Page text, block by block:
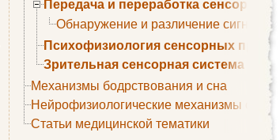
Передача и переработка сенсорных
Обнаружение и различение
Психофизиология сенсорных
Зрительная сенсорная система
Механизмы бодрствования и сна
Нейрофизиологические механизмы сна
Статьи медицинской тематики